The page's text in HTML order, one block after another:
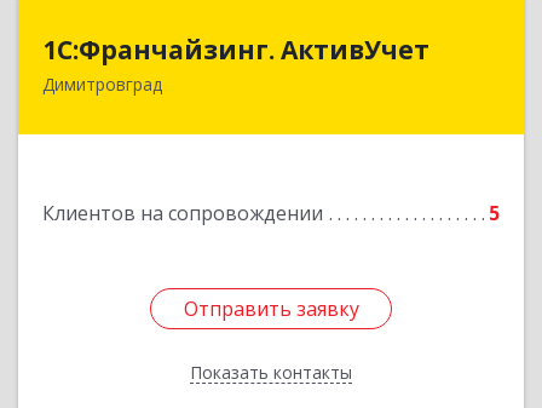
1С:Франчайзинг. АктивУчет
Димитровград
Клиентов на сопровождении 5
Отправить заявку
Показать контакты
1С:Франчайзинг. АктивУчет
433505, Ульяновская обл., г. Димитровград, ул.
Отправить заявку
Назад